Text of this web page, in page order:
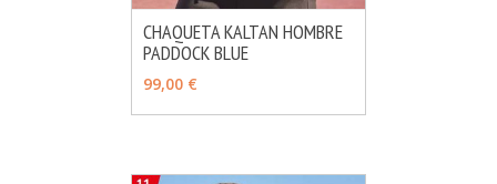
AÑADIR
CHAQUETA KALTAN HOMBRE
PADDOCK BLUE
99,00 €